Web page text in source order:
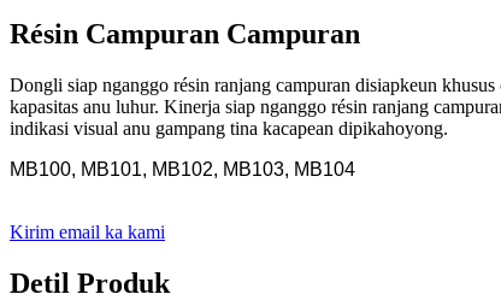
Résin Campuran Campuran
Dongli siap nganggo résin ranjang campuran disiapkeun
kapasitas anu luhur. Kinerja siap nganggo résin ranjang
indikasi visual anu gampang tina kacapean dipikahoyong.
MB100, MB101, MB102, MB103, MB104
Kirim email ka kami
Detil Produk